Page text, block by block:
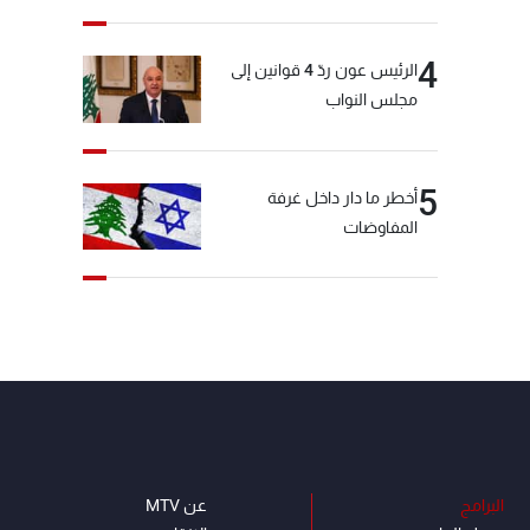
4
الرئيس عون ردّ 4 قوانين إلى
مجلس النواب
5أخطر ما دار داخل غرفة
المفاوضات
البرامج
عن MTV